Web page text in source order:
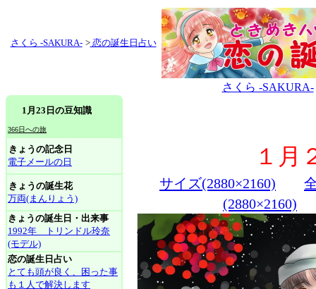
さくら -SAKURA- >恋の誕生日占い
さくら -SAKURA-
1月23日の豆知識
366日への旅
きょうの記念日
電子メールの日
きょうの誕生花
万両(まんりょう)
きょうの誕生日・出来事
1992年 トリンドル玲奈
(モデル)
恋の誕生日占い
とても頭が良く、困った事
も１人で解決します
１月
サイズ(2880×2160)
(2880×2160)